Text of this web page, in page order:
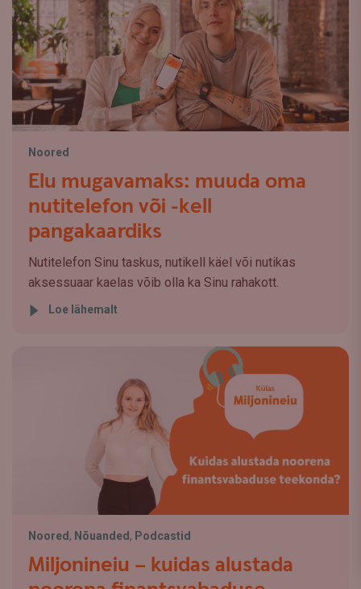
Noored
Elu mugavamaks: muuda oma
nutitelefon või -kell
pangakaardiks
Nutitelefon Sinu taskus, nutikell käel või nutikas
aksessuaar kaelas võib olla ka Sinu rahakott.
Loe lähemalt
Noored , Nõuanded , Podcastid
Miljonineiu – kuidas alustada